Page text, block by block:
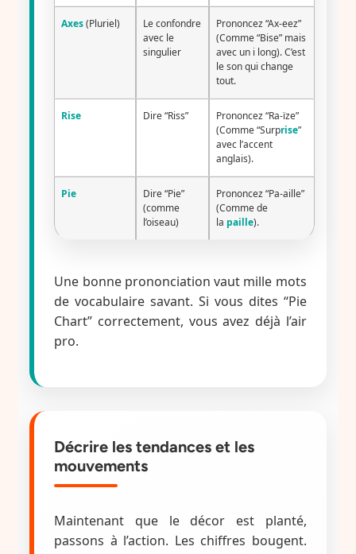
Axes(Pluriel)
Le confondre
avec le
singulier
Prononcez “Ax-eez”
(Comme “Bise” mais
avec un i long). C’est
le son qui change
tout.
Rise Dire “Riss”
Prononcez “Ra-ïze”
(Comme “Surprise”
avec l’accent
anglais).
Pie
Dire “Pie”
(comme
l’oiseau)
Prononcez “Pa-aille”
(Comme de
la paille).
Une bonne prononciation vaut mille mots
de vocabulaire savant. Si vous dites “Pie
Chart” correctement, vous avez déjà l’air
pro.
Décrire les tendances et les
mouvements
Maintenant que le décor est planté,
passons à l’action. Les chiffres bougent.